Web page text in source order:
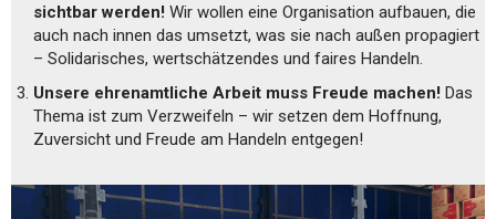
sichtbar werden! Wir wollen eine Organisation aufbauen, die
auch nach innen das umsetzt, was sie nach außen propagiert
– Solidarisches, wertschätzendes und faires Handeln.
Unsere ehrenamtliche Arbeit muss Freude machen! Das
Thema ist zum Verzweifeln – wir setzen dem Hoffnung,
Zuversicht und Freude am Handeln entgegen!